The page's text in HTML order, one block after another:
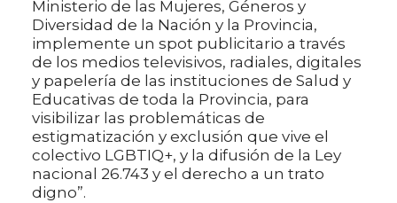
Ministerio de las Mujeres, Géneros y
Diversidad de la Nación y la Provincia,
implemente un spot publicitario a través
de los medios televisivos, radiales, digitales
y papelería de las instituciones de Salud y
Educativas de toda la Provincia, para
visibilizar las problemáticas de
estigmatización y exclusión que vive el
colectivo LGBTIQ+, y la difusión de la Ley
nacional 26.743 y el derecho a un trato
digno”.